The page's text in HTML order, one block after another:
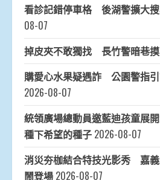
看診記錯停車格 後湖警擴大
08-07
掉皮夾不敢獨找 長竹警暗巷
購愛心水果疑遇詐 公園警指
2026-08-07
統領廣場總動員邀藍迪孩童展
種下希望的種子 2026-08-07
消災夯枷結合特技光影秀 嘉
鬧登場 2026-08-07